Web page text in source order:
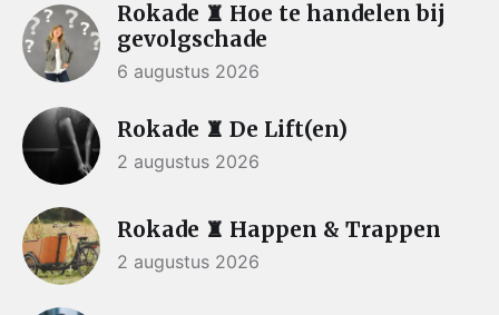
Rokade ♜ Hoe te handelen bij
gevolgschade
6 augustus 2026
Rokade ♜ De Lift(en)
2 augustus 2026
Rokade ♜ Happen & Trappen
2 augustus 2026